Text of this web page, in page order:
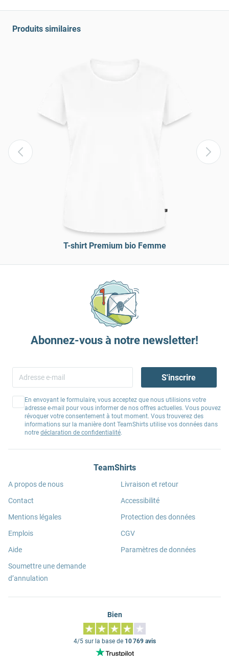
Produits similaires
T-shirt Premium bio Femme
Abonnez-vous à notre newsletter!
S'inscrire
En envoyant le formulaire, vous acceptez que nous utilisions votre
adresse e-mail pour vous informer de nos offres actuelles. Vous pouvez
révoquer votre consentement à tout moment. Vous trouverez des
informations sur la manière dont TeamShirts utilise vos données dans
notre déclaration de confidentialité.
TeamShirts
A propos de nous
Contact
Mentions légales
Emplois
Aide
Soumettre une demande
d’annulation
Livraison et retour
Accessibilité
Protection des données
CGV
Paramètres de données
Bien
4/5 sur la base de 10 769 avis